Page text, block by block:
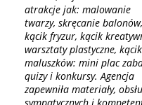
atrakcje jak: malowanie
twarzy, skręcanie balonów,
kącik fryzur, kącik
warsztaty plastyczne, kącik
maluszków: mini plac
quizy i konkursy. Agencja
zapewniła materiały,
sympatycznych i